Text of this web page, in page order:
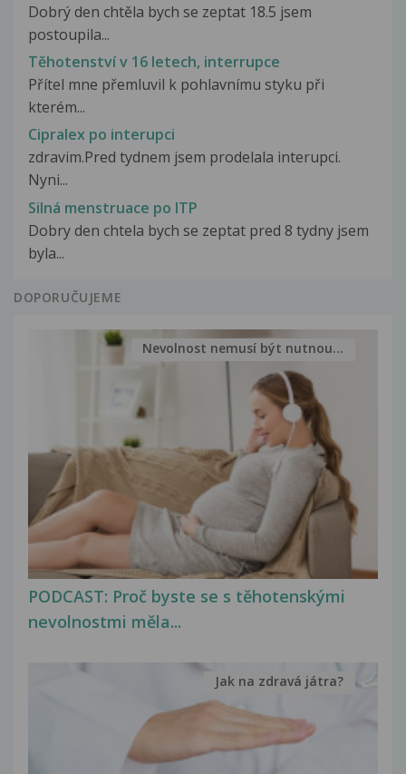
Dobrý den chtěla bych se zeptat 18.5 jsem
postoupila...
Těhotenství v 16 letech, interrupce
Přítel mne přemluvil k pohlavnímu styku při
kterém...
Cipralex po interupci
zdravim.Pred tydnem jsem prodelala interupci.
Nyni...
Silná menstruace po ITP
Dobry den chtela bych se zeptat pred 8 tydny jsem
byla...
DOPORUČUJEME
PODCAST: Proč byste se s těhotenskými
nevolnostmi měla...
Nevolnost nemusí být nutnou...
Jak na zdravá játra?